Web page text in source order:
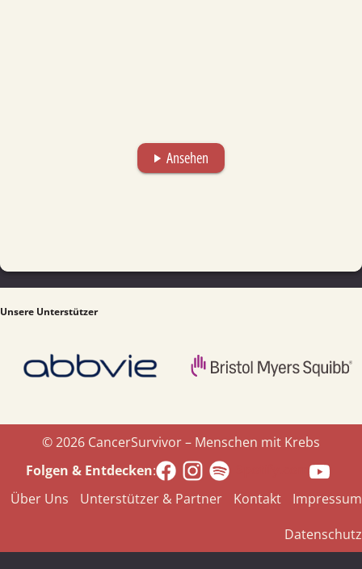
play_arrow Ansehen
Unsere Unterstützer
© 2026 CancerSurvivor – Menschen mit Krebs
Folgen & Entdecken:
Über Uns
Unterstützer & Partner Kontakt
Impressum
Datenschutz